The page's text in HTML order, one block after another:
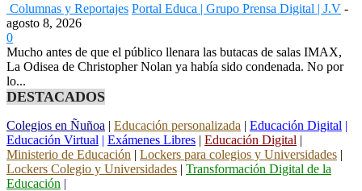
Columnas y Reportajes Portal Educa | Grupo Prensa Digital | J.V -
agosto 8, 2026
0
Mucho antes de que el público llenara las butacas de salas IMAX,
La Odisea de Christopher Nolan ya había sido condenada. No por
lo...
DESTACADOS
Colegios en Ñuñoa | Educación personalizada | Educación Digital |
Educación Virtual | Exámenes Libres | Educación Digital |
Ministerio de Educación | Lockers para colegios y Universidades |
Lockers Colegio y Universidades | Transformación Digital de la
Educación |